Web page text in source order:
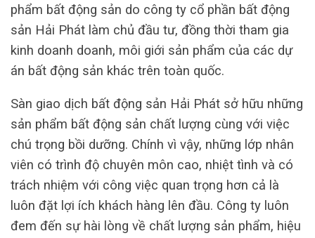
phẩm bất động sản do công ty cổ phần bất động
sản Hải Phát làm chủ đầu tư, đồng thời tham gia
kinh doanh doanh, môi giới sản phẩm của các dự
án bất động sản khác trên toàn quốc.
Sàn giao dịch bất động sản Hải Phát sở hữu những
sản phẩm bất động sản chất lượng cùng với việc
chú trọng bồi dưỡng. Chính vì vậy, những lớp nhân
viên có trình độ chuyên môn cao, nhiệt tình và có
trách nhiệm với công việc quan trọng hơn cả là
luôn đặt lợi ích khách hàng lên đầu. Công ty luôn
đem đến sự hài lòng về chất lượng sản phẩm, hiệu